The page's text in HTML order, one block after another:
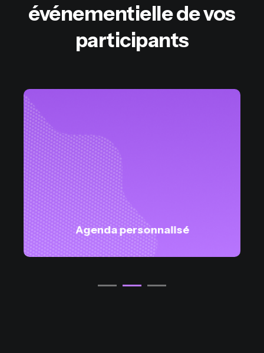
événementielle de vos
participants
Agenda personnalisé